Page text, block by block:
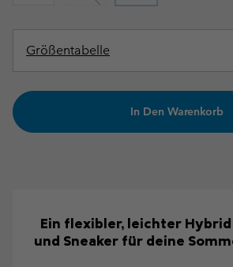
Größentabelle
In Den Warenkorb
Ein flexibler, leichter Hybrid
und Sneaker für deine